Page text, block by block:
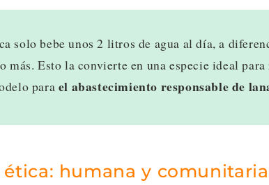
solo bebe unos 2 litros de agua al día, a
más. Esto la convierte en una especie ideal
para el abastecimiento responsable de
ética: humana y comunitaria